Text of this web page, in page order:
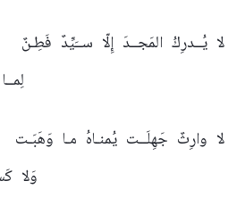
لا يُــدرِكُ المَجــدَ إِلّا ســَيِّدٌ فَطِـنٌ
لِمــا
لا وارِثٌ جَهِلَــت يُمنـاهُ مـا وَهَبَـت
وَلا